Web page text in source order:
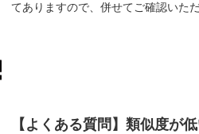
てありますので、併せてご確認いた
【よくある質問】類似度が